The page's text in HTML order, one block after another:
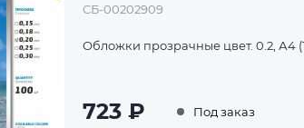
СБ-00202909
Обложки прозрачные цвет. 0.2, А4
723 ₽ Под заказ